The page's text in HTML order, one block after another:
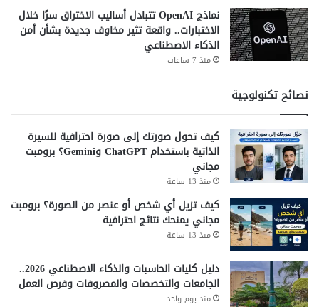
5g
الاستثمار التكنولوجي في مصر
الحوسبة السحابية
المناطق التكنولوجية
تصنيع الهواتف المحمولة
شبكات الجيل الخامس
صناعة التعهيد
مراكز البيانات
مصر تصنع الإلكترونيات
مصطفى مدبولي
وزارة الاتصالات وتكنولوجيا المعلومات
نماذج OpenAI تتبادل أساليب الاختراق سرًا خلال
الاختبارات.. واقعة تثير مخاوف جديدة بشأن أمن
الذكاء الاصطناعي
منذ 7 ساعات
نصائح تكنولوجية
كيف تحول صورتك إلى صورة احترافية للسيرة
الذاتية باستخدام ChatGPT وGemini؟ برومبت
مجاني
منذ 13 ساعة
كيف تزيل أي شخص أو عنصر من الصورة؟ برومبت
مجاني يمنحك نتائج احترافية
منذ 13 ساعة
دليل كليات الحاسبات والذكاء الاصطناعي 2026..
الجامعات والتخصصات والمصروفات وفرص العمل
منذ يوم واحد